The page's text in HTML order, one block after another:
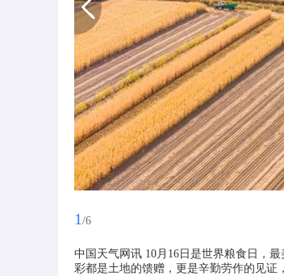
1 /6
中国天气网讯 10月16日是世界粮食日，
彩都是土地的馈赠，更是辛勤劳作的见证